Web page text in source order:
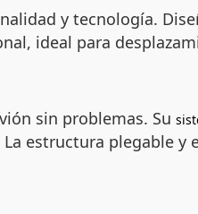
y tecnología.
ideal para
sin problemas. Su
estructura plegable y